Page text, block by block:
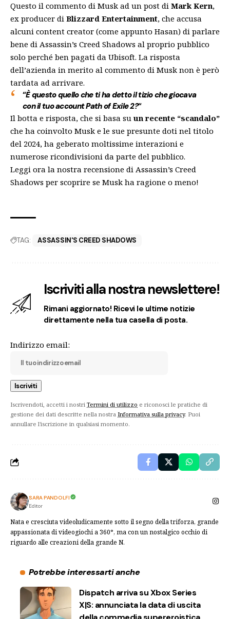
Questo il commento di Musk ad un post di Mark Kern,
ex producer di Blizzard Entertainment, che accusa
alcuni content creator (come appunto Hasan) di parlare
bene di Assassin’s Creed Shadows al proprio pubblico
solo perché ben pagati da Ubisoft. La risposta
dell’azienda in merito al commento di Musk non è però
tardata ad arrivare.
“È questo quello che ti ha detto il tizio che giocava
con il tuo account Path of Exile 2?“
Il botta e risposta, che si basa su un recente “scandalo”
che ha coinvolto Musk e le sue presunte doti nel titolo
del 2024, ha geberato moltissime interazioni e
numerose ricondivisioni da parte del pubblico.
Leggi ora la nostra recensione di Assassin’s Creed
Shadows per scoprire se Musk ha ragione o meno!
TAG: ASSASSIN'S CREED SHADOWS
Iscriviti alla nostra newslettere!
Rimani aggiornato! Ricevi le ultime notizie
direttamente nella tua casella di posta.
Indirizzo email:
Iscrivendoti, accetti i nostri Termini di utilizzo e riconosci le pratiche di
gestione dei dati descritte nella nostra Informativa sulla privacy. Puoi
annullare l'iscrizione in qualsiasi momento.
SARA PANDOLFI
Editor
Nata e cresciuta videoludicamente sotto il segno della triforza, grande
appassionata di videogiochi a 360°, ma con un nostalgico occhio di
riguardo alle creazioni della grande N.
Potrebbe interessarti anche
Dispatch arriva su Xbox Series
X|S: annunciata la data di uscita